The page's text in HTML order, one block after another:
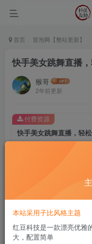
首页 冒泡网【整站更新】
快手美女跳舞直播
猴哥
2年前更新
快手美女跳舞直播，轻
此内容为付费资源，请付
免费
付费资源
本站采用子比风格主题
红豆科技是一款漂亮优雅
大，配置简单